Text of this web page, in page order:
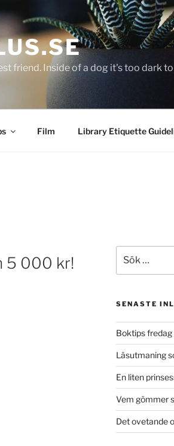
friend. Inside of a dog it's too dark
Film Library Etiquette
5 000 kr!
efter:
SENASTE
Boktips fredag
Läsutmaning
En liten
Vem gömmer
Det ovetande